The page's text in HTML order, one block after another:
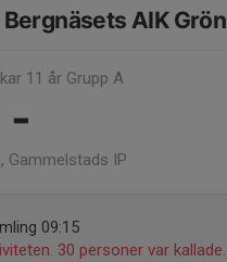
AIK Grön
11 år Grupp A
-
Gammelstads IP
09:15
30 personer var kallade.